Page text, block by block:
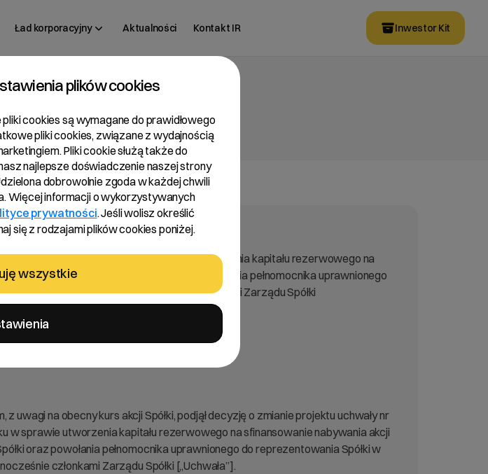
Ład korporacyjny Aktualności Kontakt IR Inwestor Kit
na dzień 27.05.2024 roku w sprawie utworzenia kapitału rezerwowego na
nabywania akcji własnych Spółki oraz powołania pełnomocnika uprawnionego
akcjonariuszy będących jednocześnie członkami Zarządu Spółki
uwagi na obecny kurs akcji Spółki, podjął decyzję o zmianie projektu uchwały nr
w sprawie utworzenia kapitału rezerwowego na sfinansowanie nabywania akcji
oraz powołania pełnomocnika uprawnionego do reprezentowania Spółki w
członkami Zarządu Spółki [„Uchwała”].
plików cookies
cookies są wymagane do prawidłowego
pliki cookies, związane z wydajnością
Pliki cookie służą także do
najlepsze doświadczenie naszej strony
dobrowolnie zgoda w każdej chwili
Więcej informacji o wykorzystywanych
prywatności. Jeśli wolisz określić
się z rodzajami plików cookies poniżej.
wszystkie